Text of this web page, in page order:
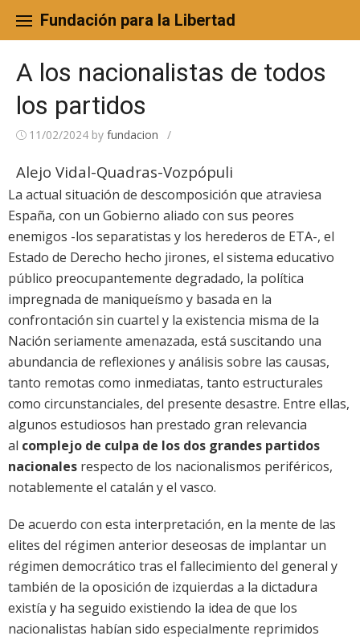
content
Fundación para la Libertad
A los nacionalistas de todos
los partidos
11/02/2024 by fundacion /
Alejo Vidal-Quadras-Vozpópuli
La actual situación de descomposición que atraviesa
España, con un Gobierno aliado con sus peores
enemigos -los separatistas y los herederos de ETA-, el
Estado de Derecho hecho jirones, el sistema educativo
público preocupantemente degradado, la política
impregnada de maniqueísmo y basada en la
confrontación sin cuartel y la existencia misma de la
Nación seriamente amenazada, está suscitando una
abundancia de reflexiones y análisis sobre las causas,
tanto remotas como inmediatas, tanto estructurales
como circunstanciales, del presente desastre. Entre ellas,
algunos estudiosos han prestado gran relevancia
al complejo de culpa de los dos grandes partidos
nacionales respecto de los nacionalismos periféricos,
notablemente el catalán y el vasco.
De acuerdo con esta interpretación, en la mente de las
elites del régimen anterior deseosas de implantar un
régimen democrático tras el fallecimiento del general y
también de la oposición de izquierdas a la dictadura
existía y ha seguido existiendo la idea de que los
nacionalistas habían sido especialmente reprimidos